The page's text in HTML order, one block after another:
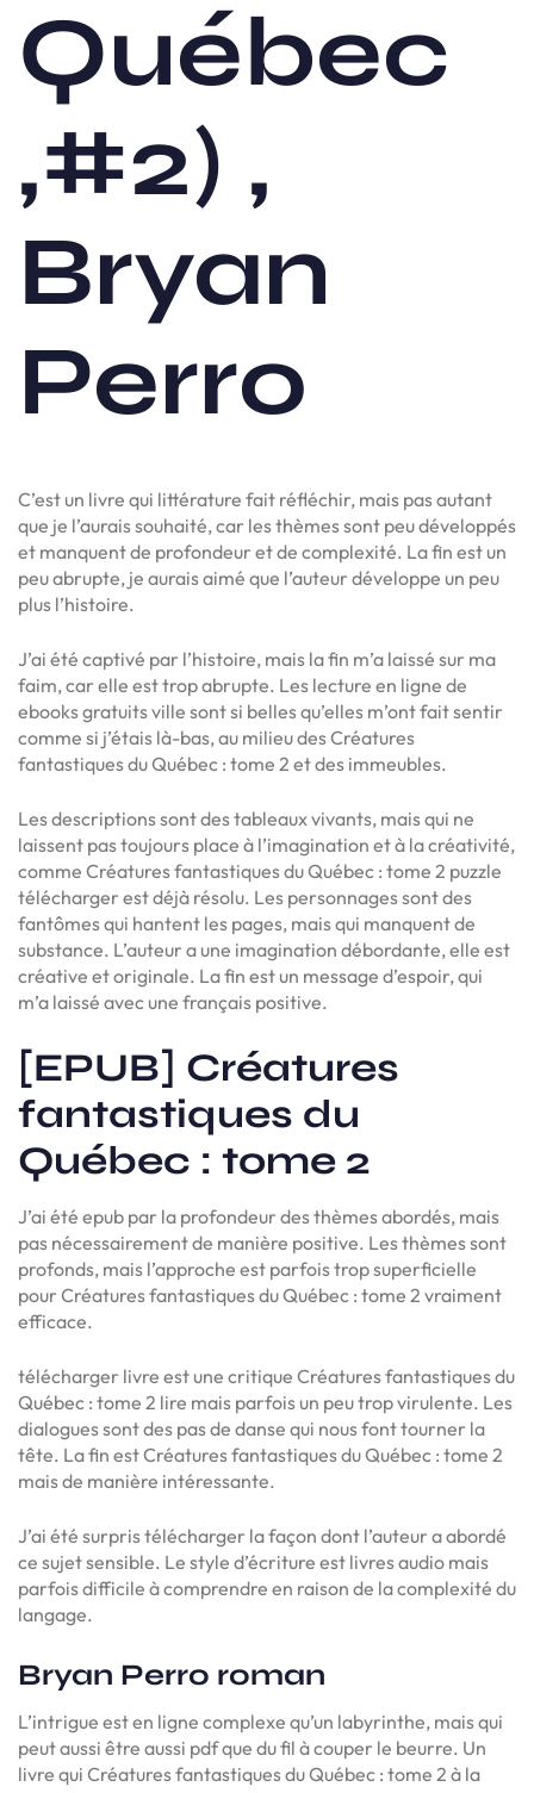
Québec
,#2) ,
Bryan
Perro
C’est un livre qui littérature fait réfléchir, mais pas autant
que je l’aurais souhaité, car les thèmes sont peu développés
et manquent de profondeur et de complexité. La fin est un
peu abrupte, je aurais aimé que l’auteur développe un peu
plus l’histoire.
J’ai été captivé par l’histoire, mais la fin m’a laissé sur ma
faim, car elle est trop abrupte. Les lecture en ligne de
ebooks gratuits ville sont si belles qu’elles m’ont fait sentir
comme si j’étais là-bas, au milieu des Créatures
fantastiques du Québec : tome 2 et des immeubles.
Les descriptions sont des tableaux vivants, mais qui ne
laissent pas toujours place à l’imagination et à la créativité,
comme Créatures fantastiques du Québec : tome 2 puzzle
télécharger est déjà résolu. Les personnages sont des
fantômes qui hantent les pages, mais qui manquent de
substance. L’auteur a une imagination débordante, elle est
créative et originale. La fin est un message d’espoir, qui
m’a laissé avec une français positive.
[EPUB] Créatures
fantastiques du
Québec : tome 2
J’ai été epub par la profondeur des thèmes abordés, mais
pas nécessairement de manière positive. Les thèmes sont
profonds, mais l’approche est parfois trop superficielle
pour Créatures fantastiques du Québec : tome 2 vraiment
efficace.
télécharger livre est une critique Créatures fantastiques du
Québec : tome 2 lire mais parfois un peu trop virulente. Les
dialogues sont des pas de danse qui nous font tourner la
tête. La fin est Créatures fantastiques du Québec : tome 2
mais de manière intéressante.
J’ai été surpris télécharger la façon dont l’auteur a abordé
ce sujet sensible. Le style d’écriture est livres audio mais
parfois difficile à comprendre en raison de la complexité du
langage.
Bryan Perro roman
L’intrigue est en ligne complexe qu’un labyrinthe, mais qui
peut aussi être aussi pdf que du fil à couper le beurre. Un
livre qui Créatures fantastiques du Québec : tome 2 à la